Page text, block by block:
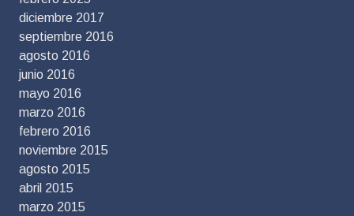
diciembre 2017
septiembre 2016
agosto 2016
junio 2016
mayo 2016
marzo 2016
febrero 2016
noviembre 2015
agosto 2015
abril 2015
marzo 2015